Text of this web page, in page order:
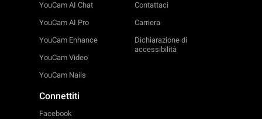
YouCam AI Chat
YouCam AI Pro
YouCam Enhance
YouCam Video
YouCam Nails
Contattaci
Carriera
Dichiarazione di
accessibilità
Connettiti
Facebook